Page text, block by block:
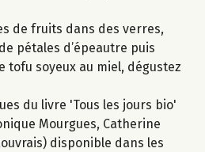
de fruits dans des verres,
pétales d’épeautre puis
tofu soyeux au miel, dégustez
du livre 'Tous les jours bio'
Mourgues, Catherine
disponible dans les